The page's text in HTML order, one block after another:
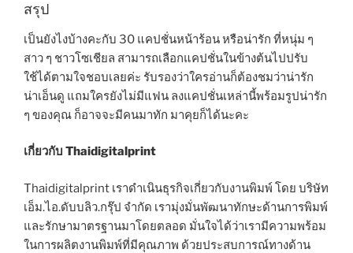
สรุป
เป็นยังไงบ้างคะกับ 30 แคปชั่นหน้าร้อน หรือน่ารัก ที่หนุ่ม ๆ
สาว ๆ ชาวโซเชียล สามารถเลือกแคปชั่นในข้างต้นไปปรับ
ใช้ได้ตามใจชอบเลยค่ะ รับรองว่าใครอ่านก็ต้องชมว่าน่ารัก
น่าเอ็นดู แถมใครยังไม่มีแฟน ลงแคปชั่นเหล่านี้พร้อมรูปน่ารัก
ๆ ของคุณ ก็อาจจะมีคนมาทัก มาคุยก็ได้นะคะ
เกี่ยวกับ Thaidigitalprint
Thaidigitalprint เราดำเนินธุรกิจเกี่ยวกับงานพิมพ์ โดย บริษัท
เอ็ม.ไอ.ดับบลิว.กรุ๊ป จำกัด เรามุ่งมั่นพัฒนาทักษะด้านการพิมพ์
และรักษามาตรฐานมาโดยตลอด มั่นใจได้ว่าเรามีความพร้อม
ในการผลิตงานพิมพ์ที่มีคุณภาพ ด้วยประสบการณ์ทางด้าน